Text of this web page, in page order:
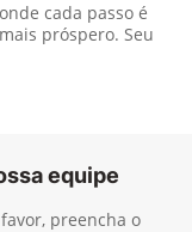
cada passo é
próspero. Seu
equipe
preencha o